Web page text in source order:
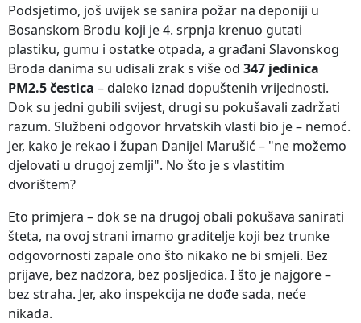
Podsjetimo, još uvijek se sanira požar na deponiji u
Bosanskom Brodu koji je 4. srpnja krenuo gutati
plastiku, gumu i ostatke otpada, a građani Slavonskog
Broda danima su udisali zrak s više od 347 jedinica
PM2.5 čestica – daleko iznad dopuštenih vrijednosti.
Dok su jedni gubili svijest, drugi su pokušavali zadržati
razum. Službeni odgovor hrvatskih vlasti bio je – nemoć.
Jer, kako je rekao i župan Danijel Marušić – "ne možemo
djelovati u drugoj zemlji". No što je s vlastitim
dvorištem?
Eto primjera – dok se na drugoj obali pokušava sanirati
šteta, na ovoj strani imamo graditelje koji bez trunke
odgovornosti zapale ono što nikako ne bi smjeli. Bez
prijave, bez nadzora, bez posljedica. I što je najgore –
bez straha. Jer, ako inspekcija ne dođe sada, neće
nikada.